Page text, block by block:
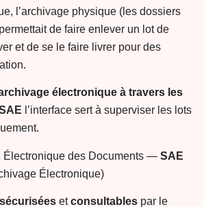
l’archivage physique (les dossiers
de faire enlever un lot de
et de se le faire livrer pour des
électronique à travers les
l’interface sert à superviser les lots
Électronique des Documents — SAE
Électronique)
sécurisées etconsultables par le